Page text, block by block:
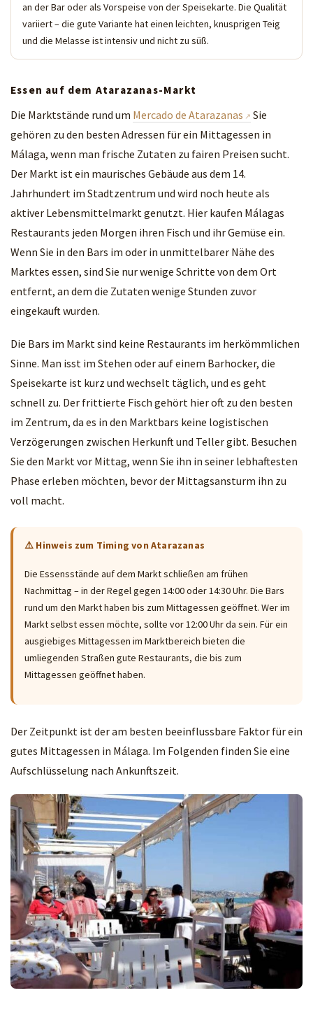
an der Bar oder als Vorspeise von der Speisekarte. Die Qualität
variiert – die gute Variante hat einen leichten, knusprigen Teig
und die Melasse ist intensiv und nicht zu süß.
Essen auf dem Atarazanas-Markt
Die Marktstände rund um Mercado de Atarazanas
Sie
gehören zu den besten Adressen für ein Mittagessen in
Málaga, wenn man frische Zutaten zu fairen Preisen sucht.
Der Markt ist ein maurisches Gebäude aus dem 14.
Jahrhundert im Stadtzentrum und wird noch heute als
aktiver Lebensmittelmarkt genutzt. Hier kaufen Málagas
Restaurants jeden Morgen ihren Fisch und ihr Gemüse ein.
Wenn Sie in den Bars im oder in unmittelbarer Nähe des
Marktes essen, sind Sie nur wenige Schritte von dem Ort
entfernt, an dem die Zutaten wenige Stunden zuvor
eingekauft wurden.
Die Bars im Markt sind keine Restaurants im herkömmlichen
Sinne. Man isst im Stehen oder auf einem Barhocker, die
Speisekarte ist kurz und wechselt täglich, und es geht
schnell zu. Der frittierte Fisch gehört hier oft zu den besten
im Zentrum, da es in den Marktbars keine logistischen
Verzögerungen zwischen Herkunft und Teller gibt. Besuchen
Sie den Markt vor Mittag, wenn Sie ihn in seiner lebhaftesten
Phase erleben möchten, bevor der Mittagsansturm ihn zu
voll macht.
⚠️ Hinweis zum Timing von Atarazanas
Die Essensstände auf dem Markt schließen am frühen
Nachmittag – in der Regel gegen 14:00 oder 14:30 Uhr. Die Bars
rund um den Markt haben bis zum Mittagessen geöffnet. Wer im
Markt selbst essen möchte, sollte vor 12:00 Uhr da sein. Für ein
ausgiebiges Mittagessen im Marktbereich bieten die
umliegenden Straßen gute Restaurants, die bis zum
Mittagessen geöffnet haben.
Der Zeitpunkt ist der am besten beeinflussbare Faktor für ein
gutes Mittagessen in Málaga. Im Folgenden finden Sie eine
Aufschlüsselung nach Ankunftszeit.